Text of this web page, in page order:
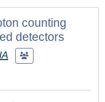
counting
detectors